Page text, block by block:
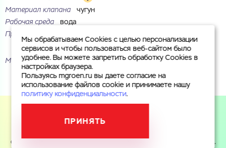
Материал клапана
чугун
Рабочая среда
вода
Присоединение
Маркировка 30ч39р
файлов cookie и принимаете
.
Мы обрабатываем Cookies с целью персонализации
сервисов и чтобы пользоваться веб-сайтом было
удобнее. Вы можете запретить обработку Cookies в
настройках браузера.
Пользуясь mgroen.ru вы даете согласие на
использование файлов cookie и принимаете нашу
политику конфиденциальности.
ПРИНЯТЬ